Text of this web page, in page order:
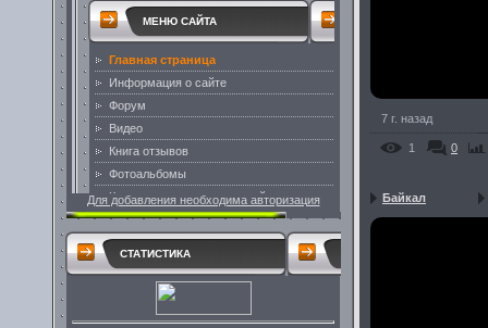
Для добавления необходима авторизация
СТАТИСТИКА
7 г. назад
1 0
Байкал